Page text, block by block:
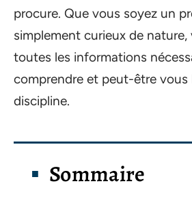
procure. Que vous soyez un
simplement curieux de
toutes les informations
comprendre et peut-être vous
discipline.
Sommaire